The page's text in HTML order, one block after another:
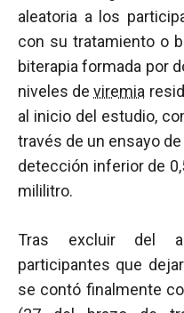
aleatoria a los
con su tratamiento o
biterapia formada por
niveles deviremia
al inicio del estudio,
través de un ensayo
detección inferior de
mililitro.
Tras excluir del
participantes que
se contó finalmente